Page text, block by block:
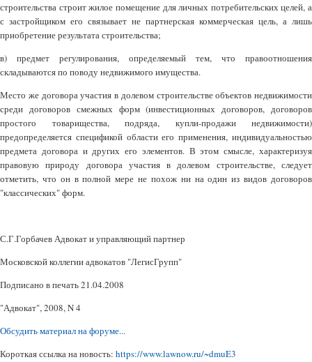
строительства строит жилое помещение для личных потребительских целей, а
с застройщиком его связывает не партнерская коммерческая цель, а лишь
приобретение результата строительства;
в) предмет регулирования, определяемый тем, что правоотношения
складываются по поводу недвижимого имущества.
Место же договора участия в долевом строительстве объектов недвижимости
среди договоров смежных форм (инвестиционных договоров, договоров
простого товарищества, подряда, купли-продажи недвижимости)
предопределяется спецификой области его применения, индивидуальностью
предмета договора и других его элементов. В этом смысле, характеризуя
правовую природу договора участия в долевом строительстве, следует
отметить, что он в полной мере не похож ни на один из видов договоров
"классических" форм.
С.Г.Горбачев Адвокат и управляющий партнер
Московской коллегии адвокатов "ЛегисГрупп"
Подписано в печать 21.04.2008
"Адвокат", 2008, N 4
Обсудить материал на форуме...
Короткая ссылка на новость: https://www.lawnow.ru/~dmuE3